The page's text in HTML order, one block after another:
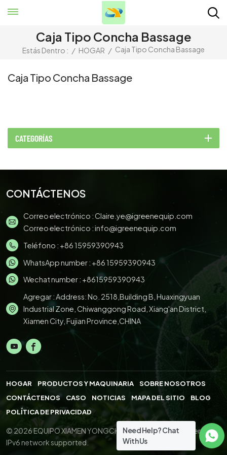
Caja Tipo Concha Bassage
Estás Dentro : / HOGAR / Caja Tipo Concha Bassage
Caja Tipo Concha Bassage
CATEGORÍAS
CONTÁCTENOS
Correo electrónico :Claire.ye@igreenequip.com
Correo electrónico :info@igreenequip.com
Teléfono : +86 15959390943
WhatsApp number : +86 15959390943
Wechat number : +8615959390943
Agregar : Address: No. 2518,Building B, Huaxingyuan
Industrial Zone, Chiwanggong Road, Xiang'an District,
Xiamen City, Fujian Province,CHINA
HOGAR PRODUCTOS Y MAQUINARIA
SOBRE NOSOTROS
CONTÁCTENOS
CASO NOTICIAS MAPA DEL SITIO
BLOG
POLÍTICA DE PRIVACIDAD
© 2026 EQUIPO XIAMEN YONGCHENG.,LTD. All Right Reserved.
IPv6 network supported.
Need Help? Chat
With Us